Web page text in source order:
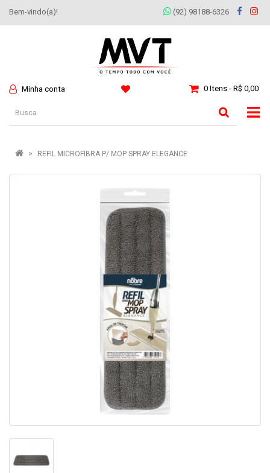
Bem-vindo(a)! (92) 98188-6326
Minha conta 0 Itens - R$ 0,00
REFIL MICROFIBRA P/ MOP SPRAY ELEGANCE